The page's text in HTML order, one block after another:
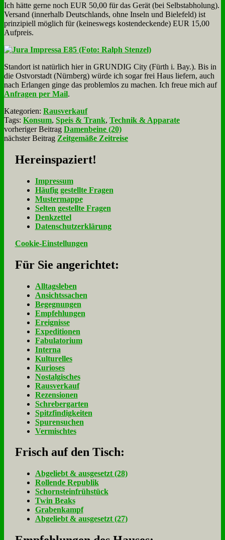
Ich hät­te ger­ne noch EUR 50,00 für das Ge­rät (bei Selbst­ab­ho­lung).
Ver­sand (in­ner­halb Deutsch­lands, oh­ne In­seln und Bie­le­feld) ist
prin­zi­pi­ell mög­lich für (kei­nes­wegs ko­sten­decken­de) EUR 15,00
Auf­preis.
Stand­ort ist na­tür­lich hier in GRUNDIG Ci­ty (Fürth i. Bay.). Bis in
die Ost­vor­stadt (Nürn­berg) wür­de ich so­gar frei Haus lie­fern, auch
nach Er­lan­gen gin­ge das pro­blem­los zu ma­chen. Ich freue mich auf
An­fra­gen per Mail.
Kategorien: Rausverkauf
Tags: Konsum, Speis & Trank, Technik & Apparate
vorheriger Beitrag Damenbeine (20)
nächster Beitrag Zeitgemäße Zeitreise
Her­ein­spa­ziert!
Im­pres­sum
Häu­fig ge­stell­te Fra­gen
Mu­ster­map­pe
Sel­ten ge­stell­te Fra­gen
Denk­zet­tel
Da­ten­schutz­er­klä­rung
Cookie-Einstellungen
Für Sie an­ge­rich­tet:
Alltagsleben
Ansichtssachen
Begegnungen
Empfehlungen
Ereignisse
Expeditionen
Fabulatorium
Interna
Kulturelles
Kurioses
Nostalgisches
Rausverkauf
Rezensionen
Schrebergarten
Spitzfindigkeiten
Spurensuchen
Vermischtes
Frisch auf den Tisch:
Ab­ge­liebt & aus­ge­setzt (28)
Rol­len­de Re­pu­blik
Schorn­stein­früh­stück
Twin Beaks
Gra­ben­kampf
Ab­ge­liebt & aus­ge­setzt (27)